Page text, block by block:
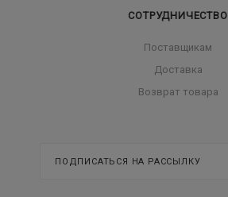
СОТРУДНИЧЕСТВО
Поставщикам
Доставка
Возврат товара
ПОДПИСАТЬСЯ НА РАССЫЛКУ